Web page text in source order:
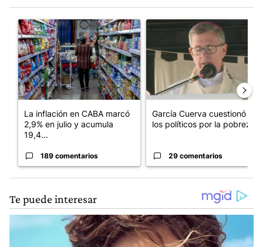
Un artículo de tendencia con el título "La inflación en CABA
La inflación en CABA marcó
2,9% en julio y acumula
19,4...
189 comentarios
Un artículo de tendencia con
García Cuerva cuestionó a
los políticos por la pobreza
29 comentarios